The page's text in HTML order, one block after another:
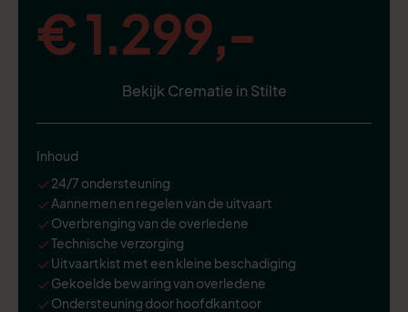
€ 1.299,-
Bekijk Crematie in Stilte
Inhoud
24/7 ondersteuning
Aannemen en regelen van de uitvaart
Overbrenging van de overledene
Technische verzorging
Uitvaartkist met een kleine beschadiging
Gekoelde bewaring van overledene
Ondersteuning door hoofdkantoor